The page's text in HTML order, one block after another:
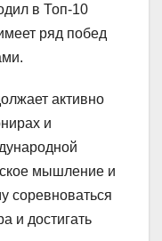
в Топ-10
ряд побед
активно
и
мышление и
соревноваться
и достигать